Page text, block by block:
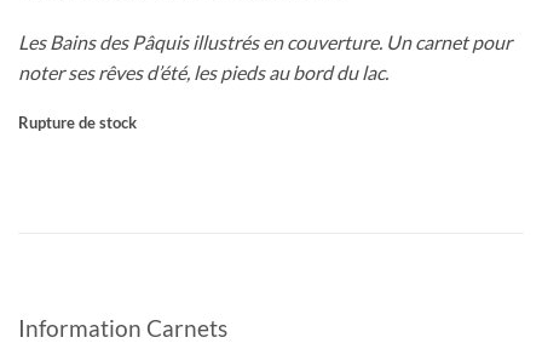
Les Bains des Pâquis illustrés en couverture. Un carnet pour
noter ses rêves d’été, les pieds au bord du lac.
Rupture de stock
Information Carnets